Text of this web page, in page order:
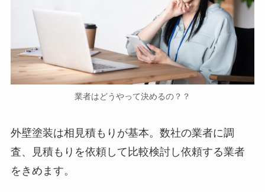
業者はどうやって決めるの？？
外壁塗装は相見積もりが基本。数社の業者に調
査、見積もりを依頼して比較検討し依頼する業者
をきめます。